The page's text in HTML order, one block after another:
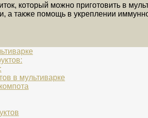
который можно приготовить в
а также помощь в укреплении
в мультиварке